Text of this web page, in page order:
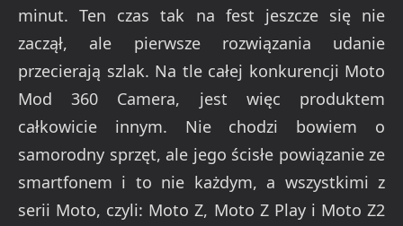
minut. Ten czas tak na fest jeszcze się nie
zaczął, ale pierwsze rozwiązania udanie
przecierają szlak. Na tle całej konkurencji Moto
Mod 360 Camera, jest więc produktem
całkowicie innym. Nie chodzi bowiem o
samorodny sprzęt, ale jego ścisłe powiązanie ze
smartfonem i to nie każdym, a wszystkimi z
serii Moto, czyli: Moto Z, Moto Z Play i Moto Z2